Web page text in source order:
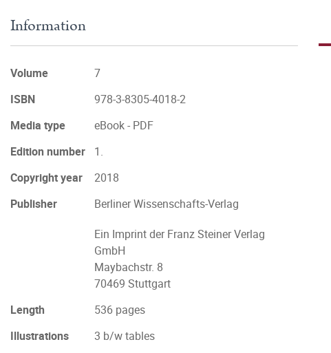
Information
Volume
7
ISBN
978-3-8305-4018-2
Media type
eBook - PDF
Edition number
1.
Copyright year
2018
Publisher
Berliner Wissenschafts-Verlag
Ein Imprint der Franz Steiner Verlag
GmbH
Maybachstr. 8
70469 Stuttgart
Length
536 pages
Illustrations
3 b/w tables